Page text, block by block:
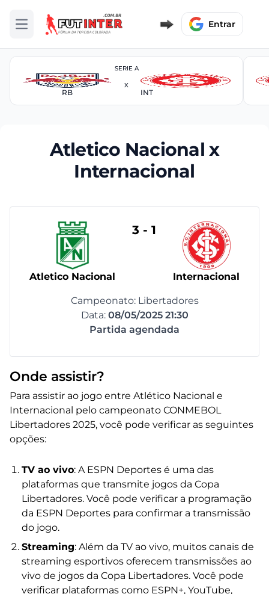
Abrir menu Entrar
SERIE A
RB
X
INT
Atletico Nacional x
Internacional
Atletico Nacional
3 - 1
Internacional
Campeonato: Libertadores
Data: 08/05/2025 21:30
Partida agendada
Onde assistir?
Para assistir ao jogo entre Atlético Nacional e
Internacional pelo campeonato CONMEBOL
Libertadores 2025, você pode verificar as seguintes
opções:
TV ao vivo: A ESPN Deportes é uma das
plataformas que transmite jogos da Copa
Libertadores. Você pode verificar a programação
da ESPN Deportes para confirmar a transmissão
do jogo.
Streaming: Além da TV ao vivo, muitos canais de
streaming esportivos oferecem transmissões ao
vivo de jogos da Copa Libertadores. Você pode
verificar plataformas como ESPN+, YouTube,